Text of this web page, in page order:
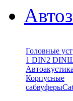
Головные
1 DIN2 DIN
Автоакустика
Корпусные
сабвуферы